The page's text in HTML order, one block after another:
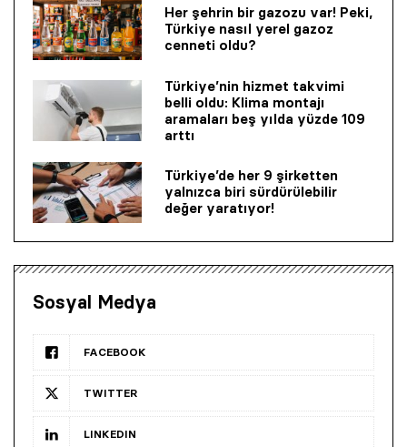
Her şehrin bir gazozu var! Peki,
Türkiye nasıl yerel gazoz
cenneti oldu?
Türkiye’nin hizmet takvimi
belli oldu: Klima montajı
aramaları beş yılda yüzde 109
arttı
Türkiye’de her 9 şirketten
yalnızca biri sürdürülebilir
değer yaratıyor!
Sosyal Medya
FACEBOOK
TWITTER
LINKEDIN